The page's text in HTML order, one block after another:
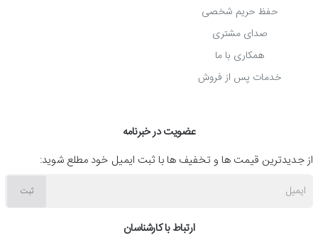
خانگی، اداری و تجاری (با متراژ متوسط) یکی از ایده آل
ترین گزینه های موجود در بازار دانست. این کولر گازی دارای
عملکرد فقط سرمایش است و در مناطق حاره ای و گرمسیری
فیلتر هوای قدرتمند چند لایه
حفظ حریم شخصی
صدای مشتری
همکاری با ما
خدمات پس از فروش
عضویت در خبرنامه
از جدیدترین قیمت ها و تخفیف ها با ثبت ایمیل خود مطلع شوید:
ایمیل ثبت
ارتباط با کارشناسان